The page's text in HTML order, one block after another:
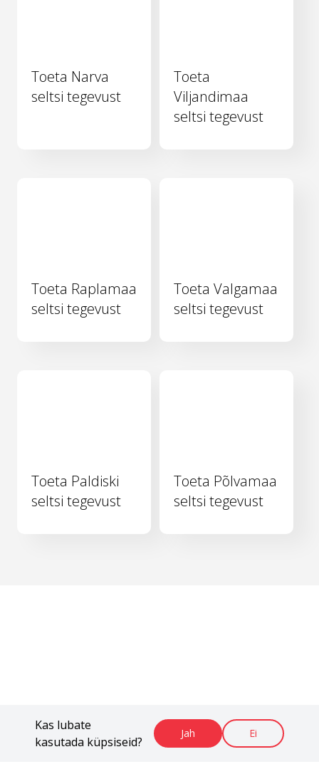
Kas lubate
kasutada küpsiseid?
Jah Ei
Toeta Narva
seltsi tegevust
Toeta
Viljandimaa
seltsi tegevust
Toeta Raplamaa
seltsi tegevust
Toeta Valgamaa
seltsi tegevust
Toeta Paldiski
seltsi tegevust
Toeta Põlvamaa
seltsi tegevust